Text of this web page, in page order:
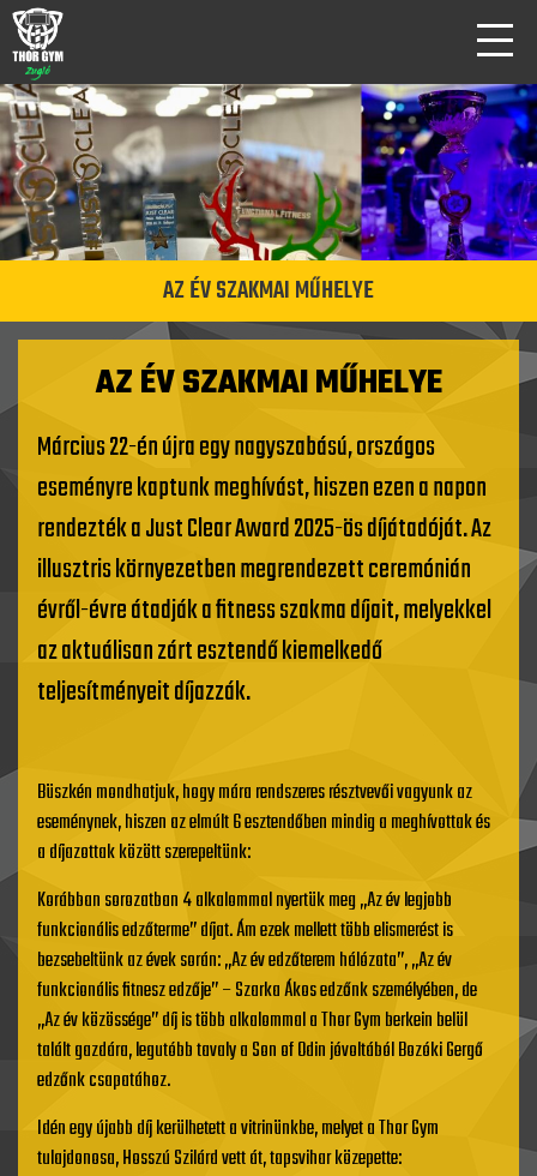
AZ ÉV SZAKMAI MŰHELYE
AZ ÉV SZAKMAI MŰHELYE
Március 22-én újra egy nagyszabású, országos
eseményre kaptunk meghívást, hiszen ezen a napon
rendezték a Just Clear Award 2025-ös díjátadóját. Az
illusztris környezetben megrendezett ceremónián
évről-évre átadják a fitness szakma díjait, melyekkel
az aktuálisan zárt esztendő kiemelkedő
teljesítményeit díjazzák.
Büszkén mondhatjuk, hogy mára rendszeres résztvevői vagyunk az
eseménynek, hiszen az elmúlt 6 esztendőben mindig a meghívottak és
a díjazottak között szerepeltünk:
Korábban sorozatban 4 alkalommal nyertük meg „Az év legjobb
funkcionális edzőterme” díjat. Ám ezek mellett több elismerést is
bezsebeltünk az évek során: „Az év edzőterem hálózata”, „Az év
funkcionális fitnesz edzője” – Szarka Ákos edzőnk személyében, de
„Az év közössége” díj is több alkalommal a Thor Gym berkein belül
talált gazdára, legutóbb tavaly a Son of Odin jóvoltából Bozóki Gergő
edzőnk csapatához.
Idén egy újabb díj kerülhetett a vitrinünkbe, melyet a Thor Gym
tulajdonosa, Hosszú Szilárd vett át, tapsvihar közepette: